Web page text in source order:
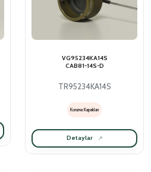
VG95234KA14S
CAB81-14S-D
TR95234KA14S
Koruma Kapakları
Detaylar